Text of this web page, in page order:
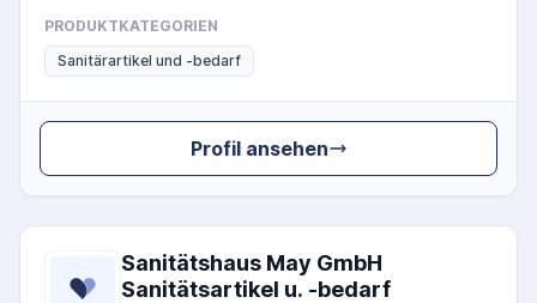
PRODUKTKATEGORIEN
Sanitärartikel und -bedarf
Profil ansehen
Sanitätshaus May GmbH
Sanitätsartikel u. -bedarf